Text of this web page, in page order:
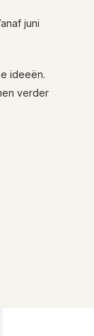
juni
ideeën.
verder